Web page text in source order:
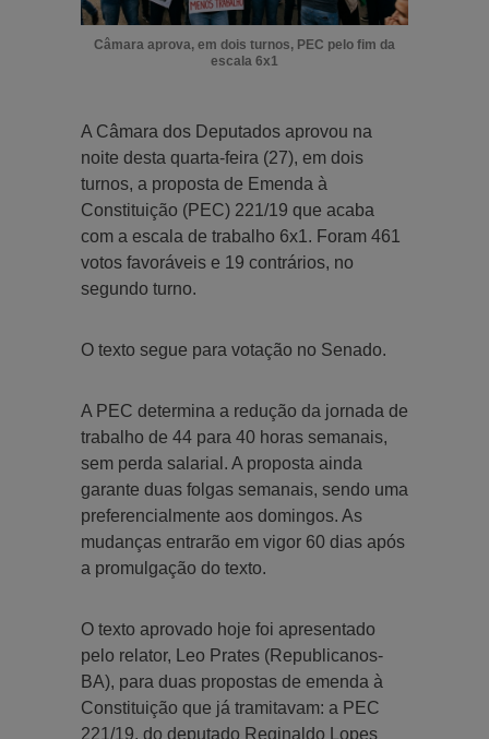
Câmara aprova, em dois turnos, PEC pelo fim da
escala 6x1
A Câmara dos Deputados aprovou na
noite desta quarta-feira (27), em dois
turnos, a proposta de Emenda à
Constituição (PEC) 221/19 que acaba
com a escala de trabalho 6x1. Foram 461
votos favoráveis e 19 contrários, no
segundo turno.
O texto segue para votação no Senado.
A PEC determina a redução da jornada de
trabalho de 44 para 40 horas semanais,
sem perda salarial. A proposta ainda
garante duas folgas semanais, sendo uma
preferencialmente aos domingos. As
mudanças entrarão em vigor 60 dias após
a promulgação do texto.
O texto aprovado hoje foi apresentado
pelo relator, Leo Prates (Republicanos-
BA), para duas propostas de emenda à
Constituição que já tramitavam: a PEC
221/19, do deputado Reginaldo Lopes